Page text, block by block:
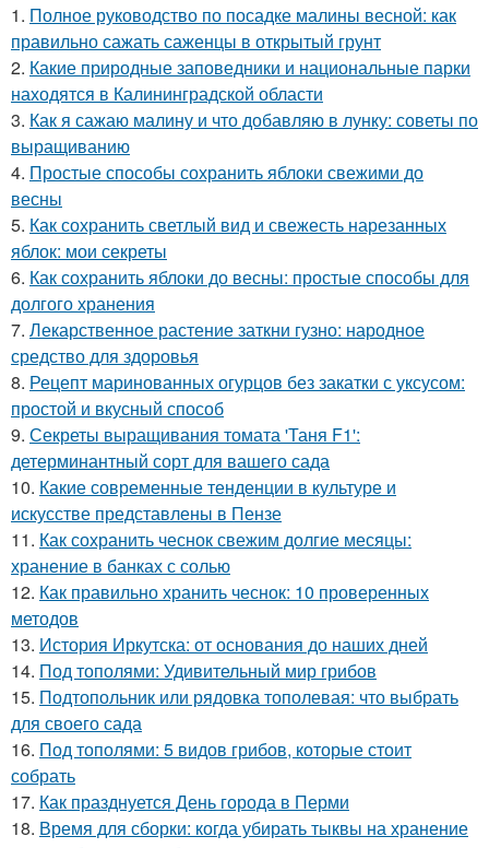
1. Полное руководство по посадке малины весной: как
правильно сажать саженцы в открытый грунт
2. Какие природные заповедники и национальные парки
находятся в Калининградской области
3. Как я сажаю малину и что добавляю в лунку: советы по
выращиванию
4. Простые способы сохранить яблоки свежими до
весны
5. Как сохранить светлый вид и свежесть нарезанных
яблок: мои секреты
6. Как сохранить яблоки до весны: простые способы для
долгого хранения
7. Лекарственное растение заткни гузно: народное
средство для здоровья
8. Рецепт маринованных огурцов без закатки с уксусом:
простой и вкусный способ
9. Секреты выращивания томата 'Таня F1':
детерминантный сорт для вашего сада
10. Какие современные тенденции в культуре и
искусстве представлены в Пензе
11. Как сохранить чеснок свежим долгие месяцы:
хранение в банках с солью
12. Как правильно хранить чеснок: 10 проверенных
методов
13. История Иркутска: от основания до наших дней
14. Под тополями: Удивительный мир грибов
15. Подтопольник или рядовка тополевая: что выбрать
для своего сада
16. Под тополями: 5 видов грибов, которые стоит
собрать
17. Как празднуется День города в Перми
18. Время для сборки: когда убирать тыквы на хранение